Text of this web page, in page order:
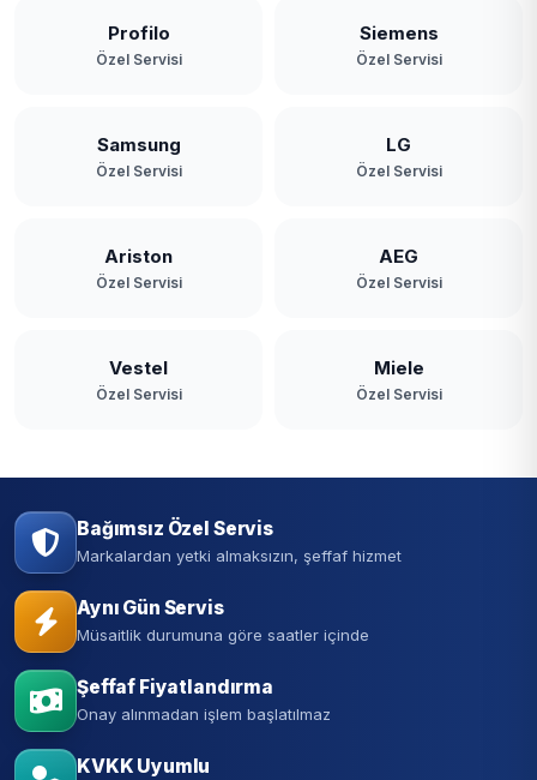
Profilo
Özel Servisi
Siemens
Özel Servisi
Samsung
Özel Servisi
LG
Özel Servisi
Ariston
Özel Servisi
AEG
Özel Servisi
Vestel
Özel Servisi
Miele
Özel Servisi
Bağımsız Özel Servis
Markalardan yetki almaksızın, şeffaf hizmet
Aynı Gün Servis
Müsaitlik durumuna göre saatler içinde
Şeffaf Fiyatlandırma
Onay alınmadan işlem başlatılmaz
KVKK Uyumlu